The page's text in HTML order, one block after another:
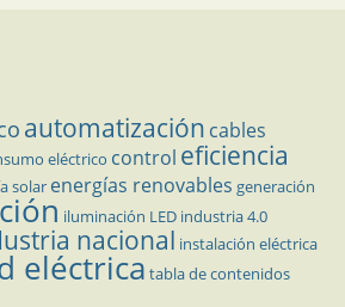
automatización cables
eléctrico control eficiencia
solar energías renovables generación
iluminación LED industria 4.0
nacional instalación eléctrica
eléctrica tabla de contenidos